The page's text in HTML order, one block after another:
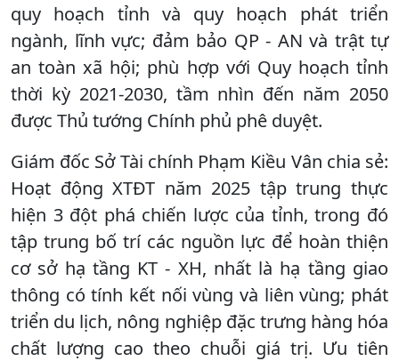
quy hoạch tỉnh và quy hoạch phát triển
ngành, lĩnh vực; đảm bảo QP - AN và trật tự
an toàn xã hội; phù hợp với Quy hoạch tỉnh
thời kỳ 2021-2030, tầm nhìn đến năm 2050
được Thủ tướng Chính phủ phê duyệt.
Giám đốc Sở Tài chính Phạm Kiều Vân chia sẻ:
Hoạt động XTĐT năm 2025 tập trung thực
hiện 3 đột phá chiến lược của tỉnh, trong đó
tập trung bố trí các nguồn lực để hoàn thiện
cơ sở hạ tầng KT - XH, nhất là hạ tầng giao
thông có tính kết nối vùng và liên vùng; phát
triển du lịch, nông nghiệp đặc trưng hàng hóa
chất lượng cao theo chuỗi giá trị. Ưu tiên